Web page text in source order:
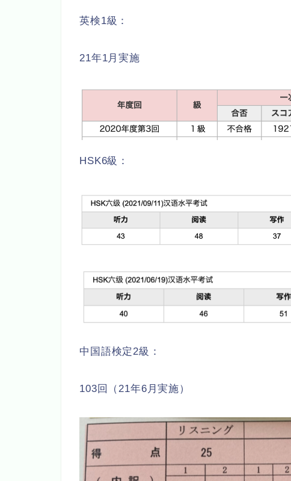
英検1級：
21年1月実施
HSK6級：
中国語検定2級：
103回（21年6月実施）